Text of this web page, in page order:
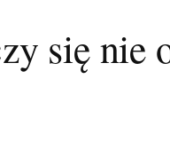
się nie